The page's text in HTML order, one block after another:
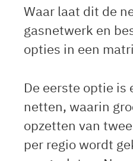
Waar laat dit de
gasnetwerk en
opties in een
De eerste optie
netten, waarin
opzetten van
per regio wordt